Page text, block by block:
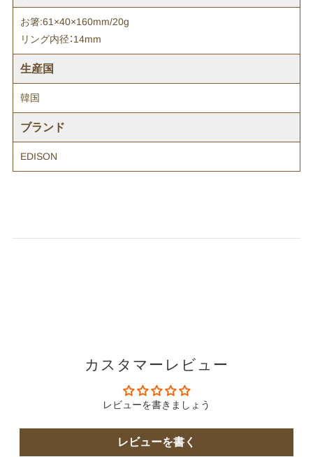
お箸:61×40×160mm/20g
リング内径：14mm
生産国
韓国
ブランド
EDISON
カスタマーレビュー
レビューを書きましょう
レビューを書く